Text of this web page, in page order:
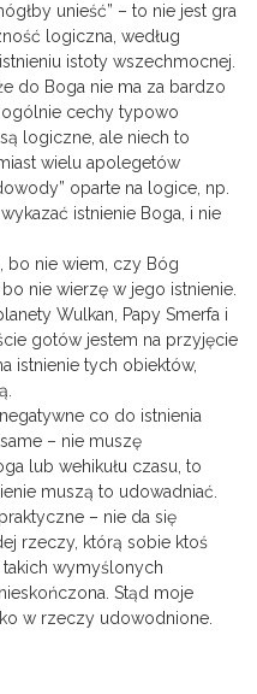
unieść” – to nie jest gra
logiczna, według
istoty wszechmocnej.
do Boga nie ma za bardzo
cechy typowo
logiczne, ale niech to
wielu apolegetów
oparte na logice, np.
istnienie Boga, i nie
bo nie wiem, czy Bóg
nie wierzę w jego istnienie.
Wulkan, Papy Smerfa i
gotów jestem na przyjęcie
istnienie tych obiektów,
co do istnienia
– nie muszę
lub wehikułu czasu, to
muszą to udowadniać.
– nie da się
rzeczy, którą sobie ktoś
wymyślonych
Stąd moje
w rzeczy udowodnione.